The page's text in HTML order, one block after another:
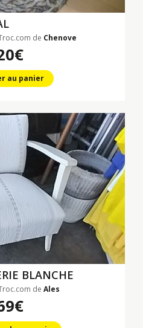
de Chenove
au panier
BLANCHE
de Ales